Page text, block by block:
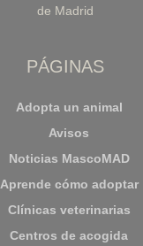
de Madrid
PÁGINAS
Adopta un animal
Avisos
Noticias MascoMAD
Aprende cómo adoptar
Clínicas veterinarias
Centros de acogida